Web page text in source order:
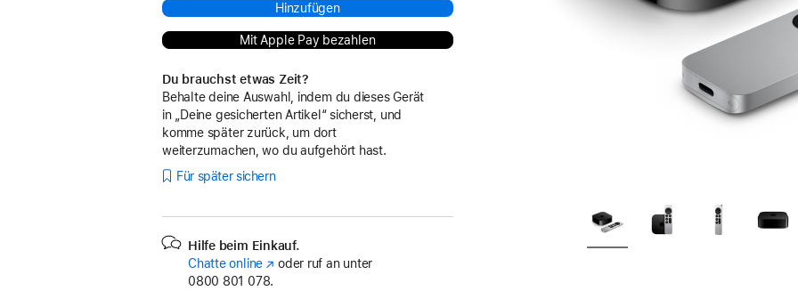
Hinzufügen
Mit Apple Pay bezahlen
Du brauchst etwas Zeit?
Behalte deine Auswahl, indem du dieses Gerät
in „Deine gesicherten Artikel“ sicherst, und
komme später zurück, um dort
weiterzumachen, wo du aufgehört hast.
Für später sichern
Hilfe beim Einkauf.
Chatte online (Öffnet
ein
oder ruf an unter
0800 801 078.